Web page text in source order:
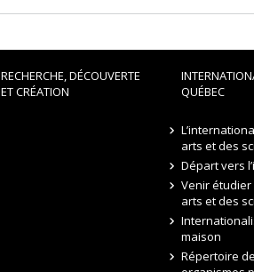
RECHERCHE, DÉCOUVERTE
ET CRÉATION
QUÉBEC
arts et des
Départ vers
Venir étudier
arts et des
maison
Répertoire